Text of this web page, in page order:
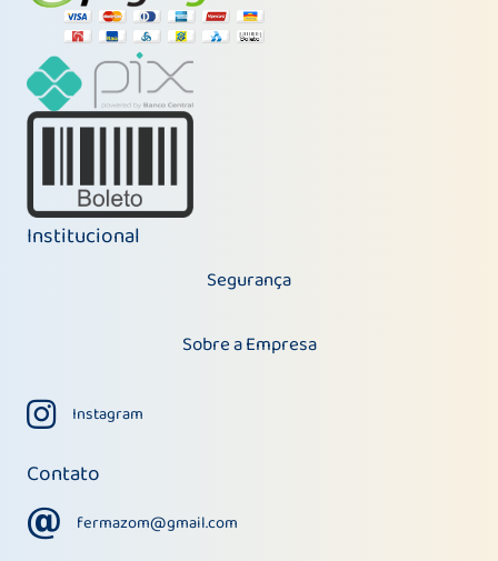
Institucional
Segurança
Sobre a Empresa
InstagramInstagram
Contato
fermazom@gmail.com
fermazom@gmail.com